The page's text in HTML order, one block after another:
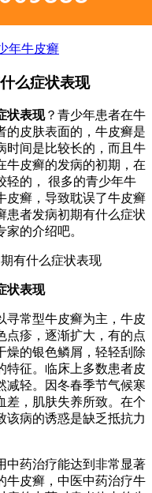
年牛皮癣
么症状表现
状表现？青少年患者在牛
的皮肤表面的，牛皮癣是
时间是比较长的，而且牛
牛皮癣的发病的初期，在
轻的， 很多的青少年牛
皮癣，导致耽误了牛皮癣
患者发病初期有什么症状
的介绍吧。
状表现
寻常型牛皮癣为主，牛皮
点疹，逐渐扩大，有的点
燥的银色鳞屑，轻轻刮除
特征。临床上多数患者皮
减轻。因冬春季节气候寒
差，肌肤失养所致。在个
该病的诱惑是缺乏抵抗力
中药治疗能达到非常显著
牛皮癣，中医中药治疗牛